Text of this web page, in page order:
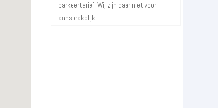
parkeertarief. Wij zijn daar niet voor
aansprakelijk.